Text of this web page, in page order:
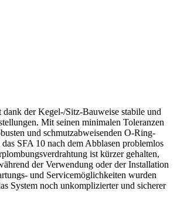
dank der Kegel-/Sitz-Bauweise stabile und
Mit seinen minimalen Toleranzen
und schmutzabweisenden O-Ring-
SFA 10 nach dem Abblasen problemlos
ist kürzer gehalten,
der Verwendung oder der Installation
und Servicemöglichkeiten wurden
System noch unkomplizierter und sicherer